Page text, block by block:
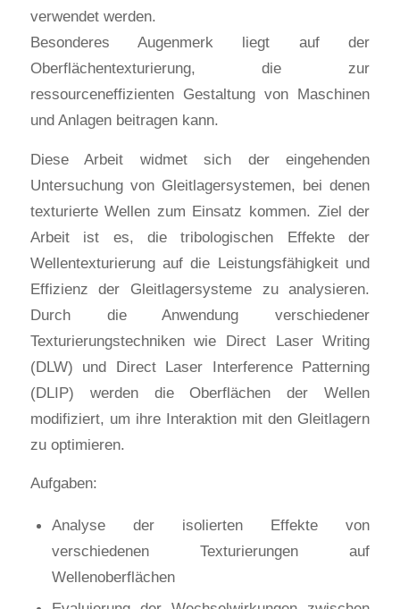
verwendet werden.
Besonderes Augenmerk liegt auf der
Oberflächentexturierung, die zur
ressourceneffizienten Gestaltung von Maschinen
und Anlagen beitragen kann.
Diese Arbeit widmet sich der eingehenden
Untersuchung von Gleitlagersystemen, bei denen
texturierte Wellen zum Einsatz kommen. Ziel der
Arbeit ist es, die tribologischen Effekte der
Wellentexturierung auf die Leistungsfähigkeit und
Effizienz der Gleitlagersysteme zu analysieren.
Durch die Anwendung verschiedener
Texturierungstechniken wie Direct Laser Writing
(DLW) und Direct Laser Interference Patterning
(DLIP) werden die Oberflächen der Wellen
modifiziert, um ihre Interaktion mit den Gleitlagern
zu optimieren.
Aufgaben:
Analyse der isolierten Effekte von
verschiedenen Texturierungen auf
Wellenoberflächen